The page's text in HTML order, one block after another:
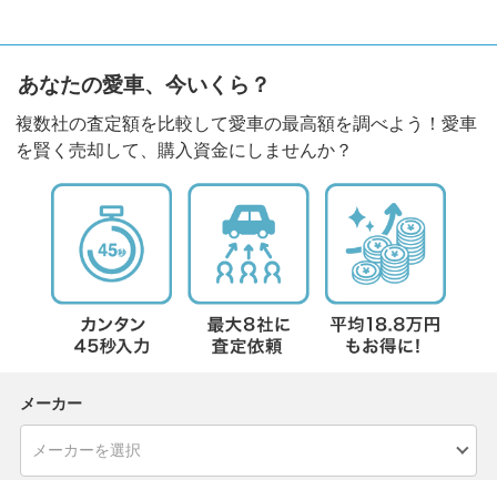
あなたの愛車、今いくら？
複数社の査定額を比較して愛車の最高額を調べよう！愛車
を賢く売却して、購入資金にしませんか？
メーカー